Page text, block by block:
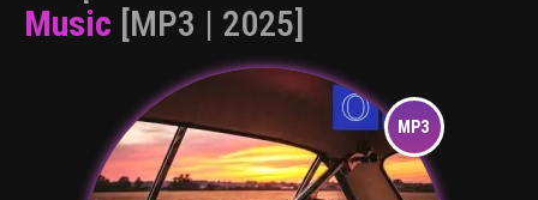
Music [MP3 | 2025]